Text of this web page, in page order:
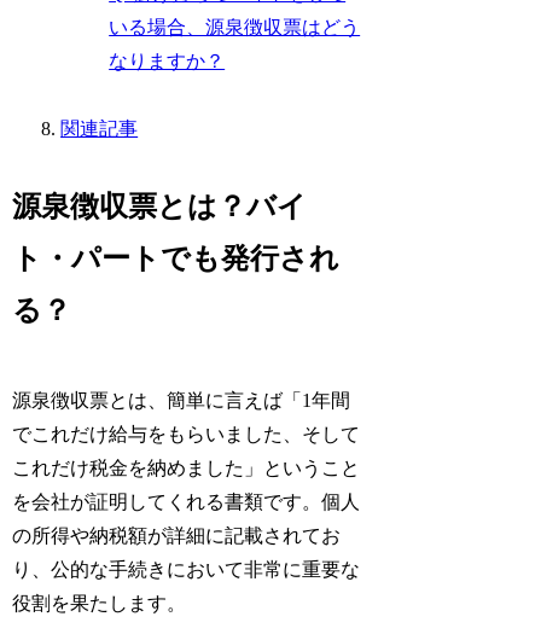
いる場合、源泉徴収票はどう
なりますか？
関連記事
源泉徴収票とは？バイ
ト・パートでも発行され
る？
源泉徴収票とは、簡単に言えば「1年間
でこれだけ給与をもらいました、そして
これだけ税金を納めました」ということ
を会社が証明してくれる書類です。個人
の所得や納税額が詳細に記載されてお
り、公的な手続きにおいて非常に重要な
役割を果たします。